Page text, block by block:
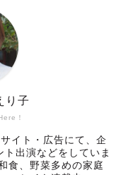
！
り子
イト・広告にて、企
出演などをしていま
食、野菜多めの家庭